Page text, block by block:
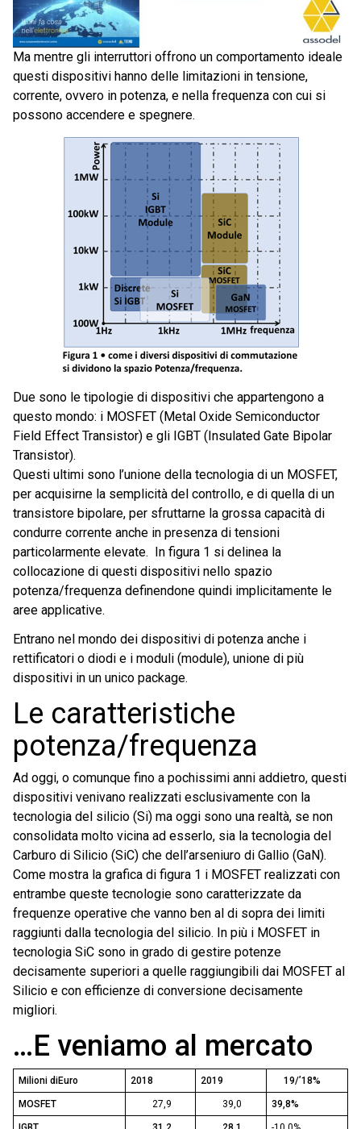
Ma mentre gli interruttori offrono un comportamento ideale
questi dispositivi hanno delle limitazioni in tensione,
corrente, ovvero in potenza, e nella frequenza con cui si
possono accendere e spegnere.
Due sono le tipologie di dispositivi che appartengono a
questo mondo: i MOSFET (Metal Oxide Semiconductor
Field Effect Transistor) e gli IGBT (Insulated Gate Bipolar
Transistor).
Questi ultimi sono l’unione della tecnologia di un MOSFET,
per acquisirne la semplicità del controllo, e di quella di un
transistore bipolare, per sfruttarne la grossa capacità di
condurre corrente anche in presenza di tensioni
particolarmente elevate. In figura 1 si delinea la
collocazione di questi dispositivi nello spazio
potenza/frequenza definendone quindi implicitamente le
aree applicative.
Entrano nel mondo dei dispositivi di potenza anche i
rettificatori o diodi e i moduli (module), unione di più
dispositivi in un unico package.
Le caratteristiche
potenza/frequenza
Ad oggi, o comunque fino a pochissimi anni addietro, questi
dispositivi venivano realizzati esclusivamente con la
tecnologia del silicio (Si) ma oggi sono una realtà, se non
consolidata molto vicina ad esserlo, sia la tecnologia del
Carburo di Silicio (SiC) che dell’arseniuro di Gallio (GaN).
Come mostra la grafica di figura 1 i MOSFET realizzati con
entrambe queste tecnologie sono caratterizzate da
frequenze operative che vanno ben al di sopra dei limiti
raggiunti dalla tecnologia del silicio. In più i MOSFET in
tecnologia SiC sono in grado di gestire potenze
decisamente superiori a quelle raggiungibili dai MOSFET al
Silicio e con efficienze di conversione decisamente
migliori.
…E veniamo al mercato
Milioni diEuro 2018 2019 19/’18%
MOSFET 27,9 39,0 39,8%